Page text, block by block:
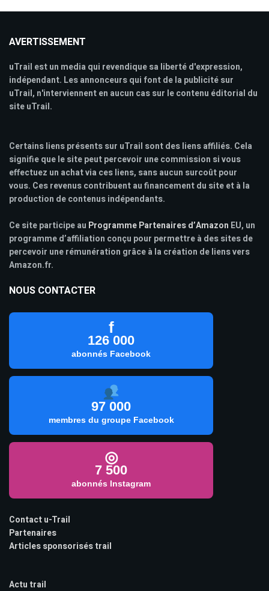
AVERTISSEMENT
uTrail est un media qui revendique sa liberté d'expression,
indépendant. Les annonceurs qui font de la publicité sur
uTrail, n'interviennent en aucun cas sur le contenu éditorial du
site uTrail.
Certains liens présents sur uTrail sont des liens affiliés. Cela
signifie que le site peut percevoir une commission si vous
effectuez un achat via ces liens, sans aucun surcoût pour
vous. Ces revenus contribuent au financement du site et à la
production de contenus indépendants.
Ce site participe au Programme Partenaires d’Amazon EU, un
programme d’affiliation conçu pour permettre à des sites de
percevoir une rémunération grâce à la création de liens vers
Amazon.fr.
NOUS CONTACTER
f
126 000
abonnés Facebook
97 000
membres du groupe Facebook
◎
7 500
abonnés Instagram
Contact u-Trail
Partenaires
Articles sponsorisés trail
Actu trail